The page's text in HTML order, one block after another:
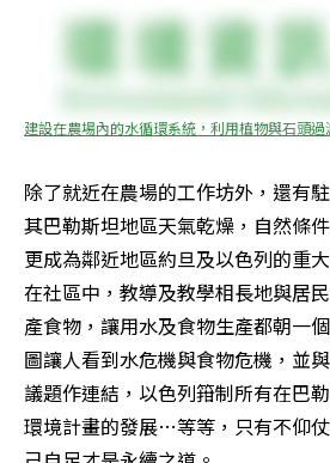
建設在農場內的水循環系統，利用植物與石頭
除了就近在農場的工作坊外，還有
其巴勒斯坦地區天氣乾燥，自然條
更成為鄰近地區約旦及以色列的重
在社區中，教導及教學相長地與居
產食物，讓用水及食物生產都朝一
圖讓人看到水危機與食物危機，並
議題作連結，以色列箝制所有在巴
環境計畫的發展…等等，只有不仰